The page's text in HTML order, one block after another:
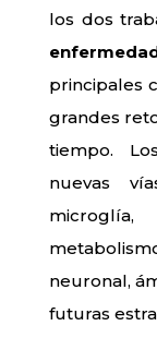
los dos
principales
grandes
tiempo.
nuevas
neuronal,
futuras